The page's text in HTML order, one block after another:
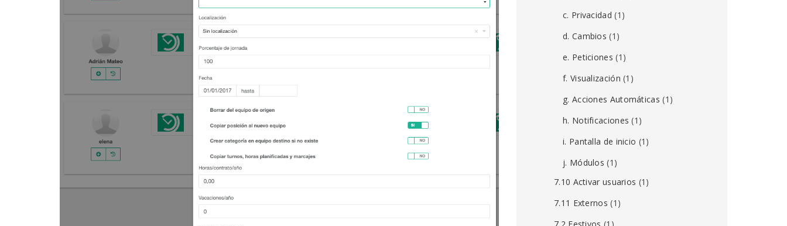
c. Privacidad (1)
d. Cambios (1)
e. Peticiones (1)
f. Visualización (1)
g. Acciones Automáticas (1)
h. Notificaciones (1)
i. Pantalla de inicio (1)
j. Módulos (1)
7.10 Activar usuarios (1)
7.11 Externos (1)